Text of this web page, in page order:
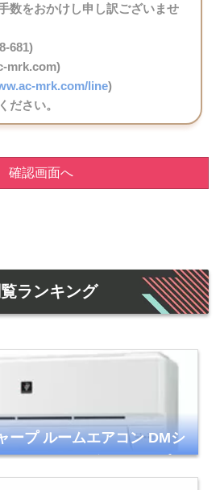
数をおかけし申し訳ございませ
681)
mrk.com)
mrk.com/line)
ださい。
確認画面へ
ランキング
ープ ルームエアコン DMシ
ワイト 2024年モデル プラ